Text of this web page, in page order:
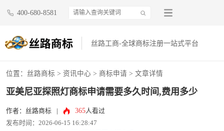
400-680-8581
丝路工商-全球商标注册一站式平台
位置： 丝路商标 > 资讯中心 > 商标申请 > 文章详情
亚美尼亚探照灯商标申请需要多久时间,费用多少
作者：丝路商标 365人看过
发布时间：2026-06-15 16:28:47